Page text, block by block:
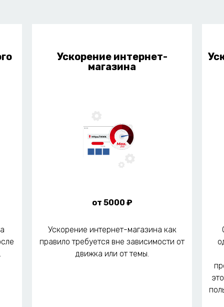
Ускорение интернет-
магазина
от 5000 ₽
Ускорение интернет-магазина как
правило требуется вне зависимости от
движка или от темы.